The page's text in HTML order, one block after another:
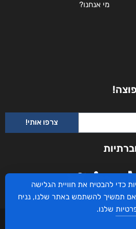
מי אנחנו?
צרפו אותי!
שמורות. בוקסאי טכנולוגיות בע"מ שד אבא
כדי להבטיח את חוויית הגלישה
תמשיך להשתמש באתר שלנו, נניח
שלנו.